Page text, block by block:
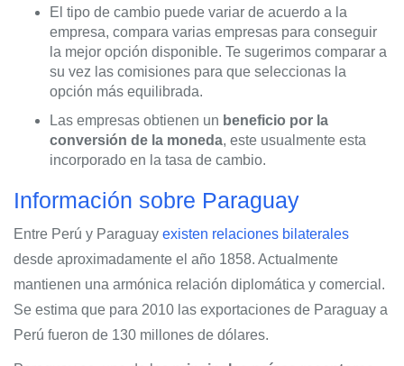
El tipo de cambio puede variar de acuerdo a la
empresa, compara varias empresas para conseguir
la mejor opción disponible. Te sugerimos comparar a
su vez las comisiones para que seleccionas la
opción más equilibrada.
Las empresas obtienen un beneficio por la
conversión de la moneda, este usualmente esta
incorporado en la tasa de cambio.
Información sobre Paraguay
Entre Perú y Paraguay existen relaciones bilaterales
desde aproximadamente el año 1858. Actualmente
mantienen una armónica relación diplomática y comercial.
Se estima que para 2010 las exportaciones de Paraguay a
Perú fueron de 130 millones de dólares.